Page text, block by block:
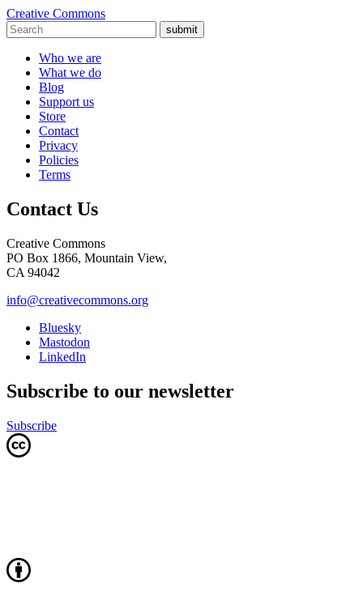
Creative Commons
submit
Who we are
What we do
Blog
Support us
Store
Contact
Privacy
Policies
Terms
Contact Us
Creative Commons
PO Box 1866, Mountain View,
CA 94042
info@creativecommons.org
Bluesky
Mastodon
LinkedIn
Subscribe to our newsletter
Subscribe